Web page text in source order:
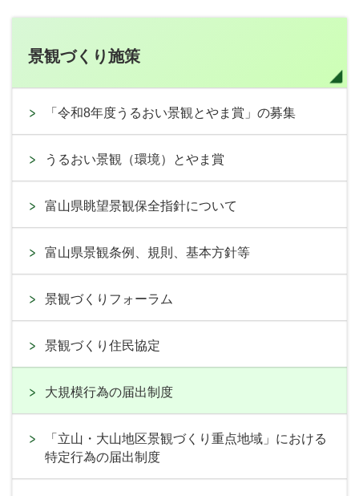
景観づくり施策
「令和8年度うるおい景観とやま賞」の募集
うるおい景観（環境）とやま賞
富山県眺望景観保全指針について
富山県景観条例、規則、基本方針等
景観づくりフォーラム
景観づくり住民協定
大規模行為の届出制度
「立山・大山地区景観づくり重点地域」における
特定行為の届出制度